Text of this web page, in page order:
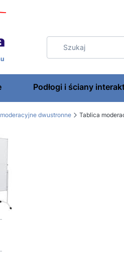
Podłogi i ściany
dwustronne Tablica